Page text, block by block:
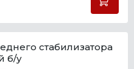
стабилизатора
б/у